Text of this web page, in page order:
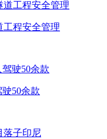
工程安全管理
50余款